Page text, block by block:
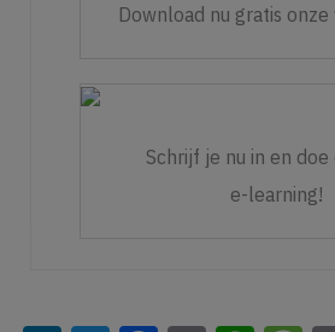
Download nu gratis
Schrijf je nu in en doe
e-learning!